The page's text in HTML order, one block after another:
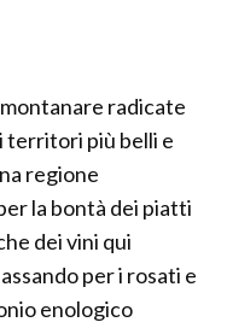
radicate
territori più belli e
regione
la bontà dei piatti
dei vini qui
per i rosati e
enologico